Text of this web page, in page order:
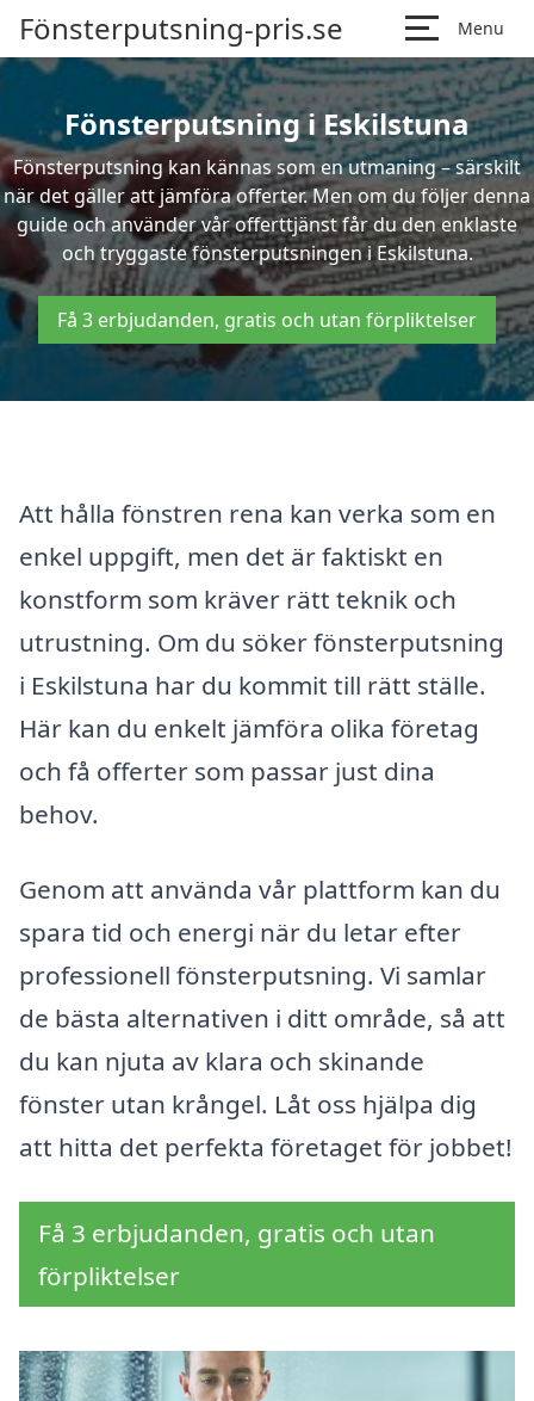
Fönsterputsning-pris.se Menu
Fönsterputsning i Eskilstuna
Fönsterputsning kan kännas som en utmaning – särskilt
när det gäller att jämföra offerter. Men om du följer denna
guide och använder vår offerttjänst får du den enklaste
och tryggaste fönsterputsningen i Eskilstuna.
Få 3 erbjudanden, gratis och utan förpliktelser
Att hålla fönstren rena kan verka som en
enkel uppgift, men det är faktiskt en
konstform som kräver rätt teknik och
utrustning. Om du söker fönsterputsning
i Eskilstuna har du kommit till rätt ställe.
Här kan du enkelt jämföra olika företag
och få offerter som passar just dina
behov.
Genom att använda vår plattform kan du
spara tid och energi när du letar efter
professionell fönsterputsning. Vi samlar
de bästa alternativen i ditt område, så att
du kan njuta av klara och skinande
fönster utan krångel. Låt oss hjälpa dig
att hitta det perfekta företaget för jobbet!
Få 3 erbjudanden, gratis och utan
förpliktelser